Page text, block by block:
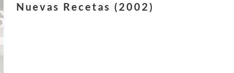
Nuevas Recetas (2002)